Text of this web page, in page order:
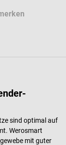
sind optimal auf
Werosmart
mit guter